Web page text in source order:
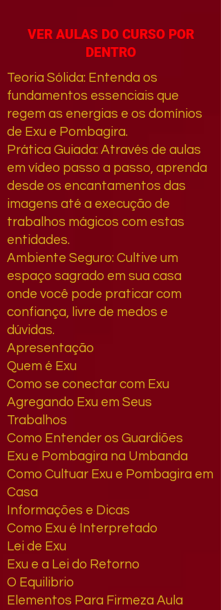
VER AULAS DO CURSO POR
DENTRO
Teoria Sólida: Entenda os
fundamentos essenciais que
regem as energias e os domínios
de Exu e Pombagira.
Prática Guiada: Através de aulas
em vídeo passo a passo, aprenda
desde os encantamentos das
imagens até a execução de
trabalhos mágicos com estas
entidades.
Ambiente Seguro: Cultive um
espaço sagrado em sua casa
onde você pode praticar com
confiança, livre de medos e
dúvidas.
Apresentação
Quem é Exu
Como se conectar com Exu
Agregando Exu em Seus
Trabalhos
Como Entender os Guardiões
Exu e Pombagira na Umbanda
Como Cultuar Exu e Pombagira em
Casa
Informações e Dicas
Como Exu é Interpretado
Lei de Exu
Exu e a Lei do Retorno
O Equilibrio
Elementos Para Firmeza Aula